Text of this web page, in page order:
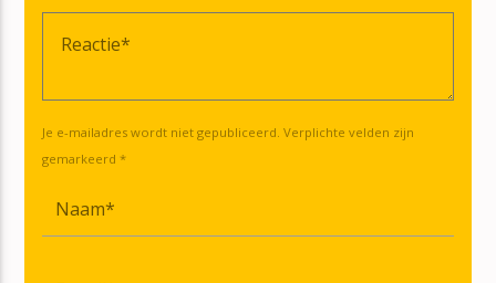
Je e-mailadres wordt niet gepubliceerd. Verplichte velden zijn
gemarkeerd *